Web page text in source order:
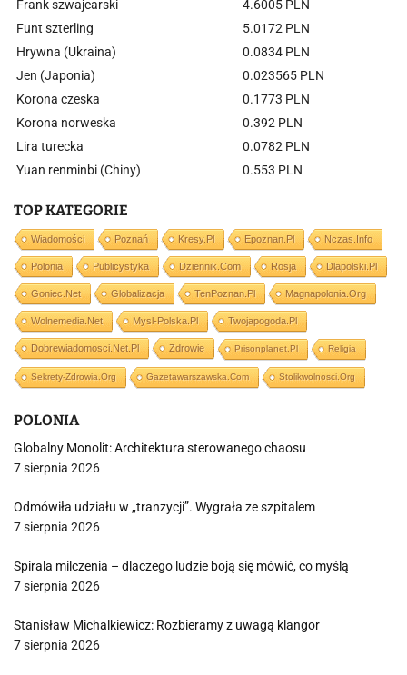
Frank szwajcarski
4.6005 PLN
Funt szterling
5.0172 PLN
Hrywna (Ukraina)
0.0834 PLN
Jen (Japonia)
0.023565 PLN
Korona czeska
0.1773 PLN
Korona norweska
0.392 PLN
Lira turecka
0.0782 PLN
Yuan renminbi (Chiny)
0.553 PLN
TOP KATEGORIE
Wiadomości Poznań Kresy.pl Epoznan.pl Nczas.info
Polonia Publicystyka Dziennik.com Rosja Dlapolski.pl
Goniec.net Globalizacja TenPoznan.pl Magnapolonia.org
Wolnemedia.net Mysl-Polska.pl Twojapogoda.pl
Dobrewiadomosci.net.pl Zdrowie Prisonplanet.pl Religia
Sekrety-Zdrowia.org Gazetawarszawska.com Stolikwolnosci.org
POLONIA
Globalny Monolit: Architektura sterowanego chaosu
7 sierpnia 2026
Odmówiła udziału w „tranzycji”. Wygrała ze szpitalem
7 sierpnia 2026
Spirala milczenia – dlaczego ludzie boją się mówić, co myślą
7 sierpnia 2026
Stanisław Michalkiewicz: Rozbieramy z uwagą klangor
7 sierpnia 2026